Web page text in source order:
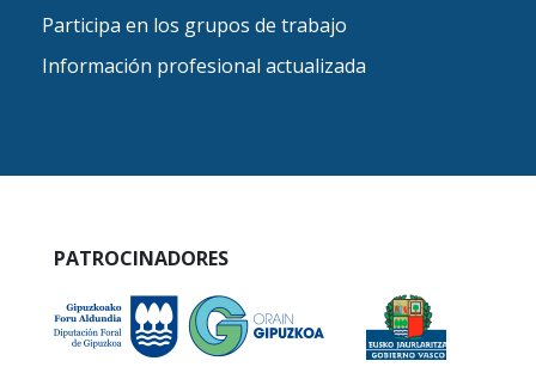
Participa en los grupos de trabajo
Información profesional actualizada
PATROCINADORES